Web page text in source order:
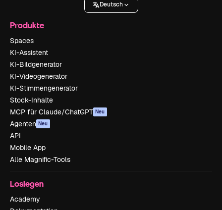
Deutsch
Produkte
Spaces
KI-Assistent
KI-Bildgenerator
KI-Videogenerator
KI-Stimmengenerator
Stock-Inhalte
MCP für Claude/ChatGPT Neu
Agenten Neu
API
Mobile App
Alle Magnific-Tools
Loslegen
Academy